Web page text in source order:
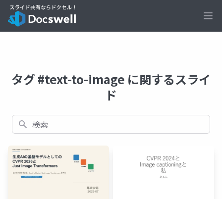
タグ #text-to-image に関するスライ
ド
検索